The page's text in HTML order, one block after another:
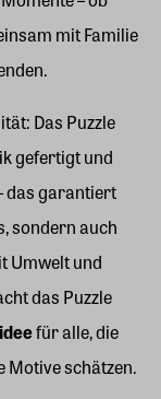
mit Familie
Das Puzzle
gefertigt und
das garantiert
sondern auch
Umwelt und
das Puzzle
für alle, die
Motive schätzen.